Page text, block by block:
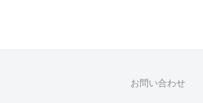
お問い合わせ